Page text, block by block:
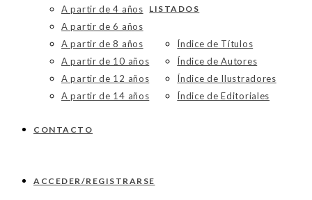
A partir de 4 años
A partir de 6 años
A partir de 8 años
A partir de 10 años
A partir de 12 años
A partir de 14 años
LISTADOS
Índice de Títulos
Índice de Autores
Índice de Ilustradores
Índice de Editoriales
CONTACTO
ACCEDER/REGISTRARSE